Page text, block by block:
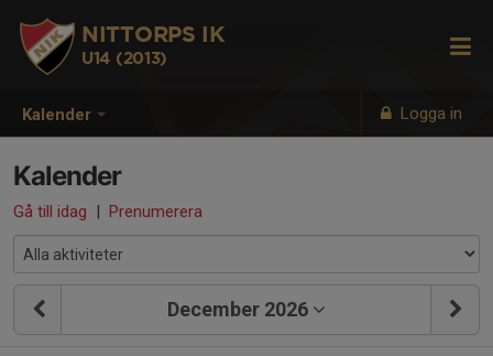
Kalender Logga in
NITTORPS IK
U14 (2013)
Kalender
Gå till idag | Prenumerera
December 2026